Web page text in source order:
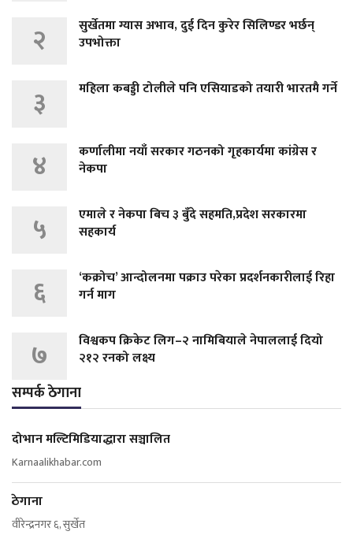
२
सुर्खेतमा ग्यास अभाव, दुई दिन कुरेर सिलिण्डर भर्छन्
उपभोक्ता
३ महिला कबड्डी टोलीले पनि एसियाडको तयारी भारतमै गर्ने
४
कर्णालीमा नयाँ सरकार गठनको गृहकार्यमा कांग्रेस र
नेकपा
५
एमाले र नेकपा बिच ३ बुँदे सहमति,प्रदेश सरकारमा
सहकार्य
६
‘कक्रोच’ आन्दोलनमा पक्राउ परेका प्रदर्शनकारीलाई रिहा
गर्न माग
७
विश्वकप क्रिकेट लिग–२ नामिबियाले नेपाललाई दियो
२१२ रनको लक्ष्य
सम्पर्क ठेगाना
दोभान मल्टिमिडियाद्धारा सञ्चालित
Karnaalikhabar.com
ठेगाना
वीरेन्द्रनगर ६, सुर्खेत